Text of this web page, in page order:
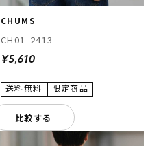
CHUMS
CH01-2413
¥5,610
比較する